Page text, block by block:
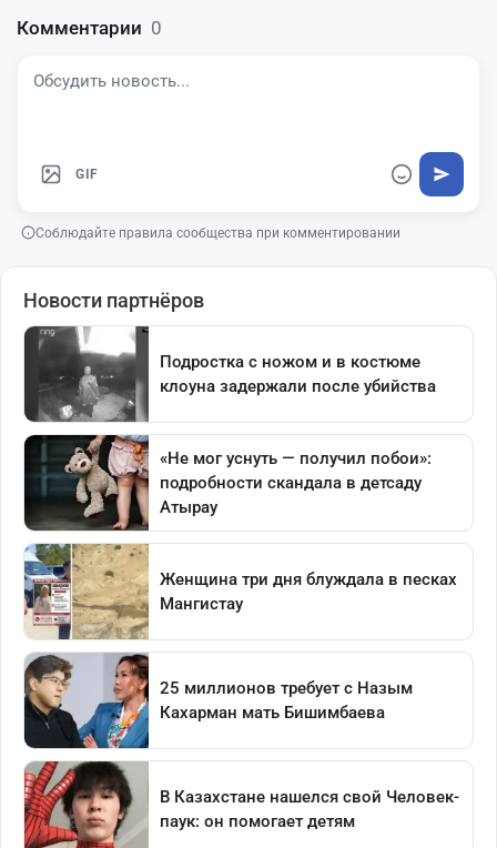
Комментарии 0
GIF
Соблюдайте правила сообщества при комментировании